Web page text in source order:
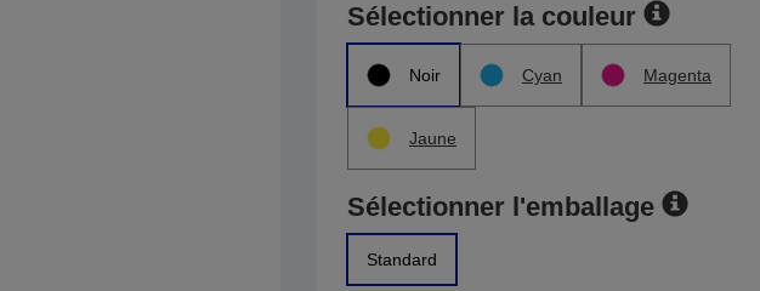
Sélectionner la couleur
Noir Cyan Magenta
Jaune
Sélectionner l'emballage
Standard